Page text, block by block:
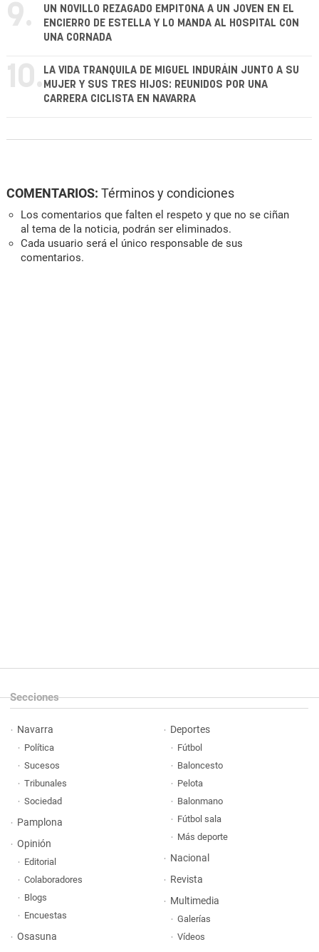
9.
UN NOVILLO REZAGADO EMPITONA A UN JOVEN EN EL
ENCIERRO DE ESTELLA Y LO MANDA AL HOSPITAL CON
UNA CORNADA
10. LA VIDA TRANQUILA DE MIGUEL INDURÁIN JUNTO A SU
MUJER Y SUS TRES HIJOS: REUNIDOS POR UNA
CARRERA CICLISTA EN NAVARRA
COMENTARIOS: Términos y condiciones
Los comentarios que falten el respeto y que no se ciñan
al tema de la noticia, podrán ser eliminados.
Cada usuario será el único responsable de sus
comentarios.
Secciones
Navarra
Política
Sucesos
Tribunales
Sociedad
Pamplona
Opinión
Editorial
Colaboradores
Blogs
Encuestas
Osasuna
Deportes
Fútbol
Baloncesto
Pelota
Balonmano
Fútbol sala
Más deporte
Nacional
Revista
Multimedia
Galerías
Vídeos